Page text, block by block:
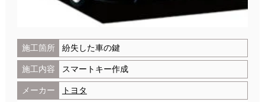
施工箇所 紛失した車の鍵
施工内容 スマートキー作成
メーカー トヨタ